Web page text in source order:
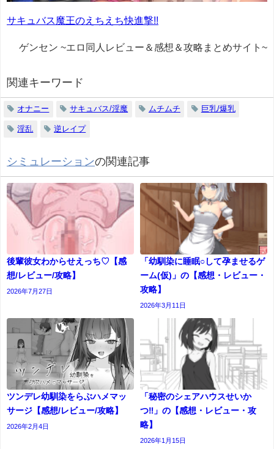
サキュバス魔王のえちえち快進撃!!
ゲンセン ~エロ同人レビュー＆感想＆攻略まとめサイト~
関連キーワード
オナニー サキュバス/淫魔 ムチムチ 巨乳/爆乳
淫乱 逆レイプ
シミュレーションの関連記事
後輩彼女わからせえっち♡【感
想/レビュー/攻略】
2026年7月27日
「幼馴染に睡眠○して孕ませるゲ
ーム(仮)」の【感想・レビュー・
攻略】
2026年3月11日
ツンデレ幼馴染をらぶハメマッ
サージ【感想/レビュー/攻略】
2026年2月4日
「秘密のシェアハウスせいか
つ‼」の【感想・レビュー・攻
略】
2026年1月15日